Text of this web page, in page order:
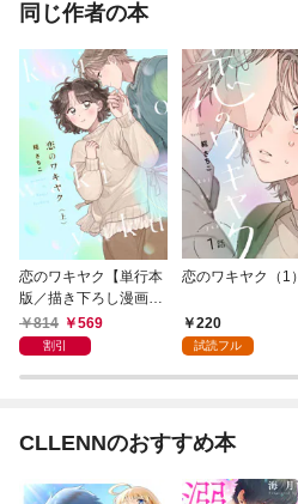
同じ作者の本
恋のワキヤク【単行本
版／描き下ろし漫画付
き】(上)
814 569
割引
恋のワキヤク（1）
220
試読フル
CLLENNのおすすめ本